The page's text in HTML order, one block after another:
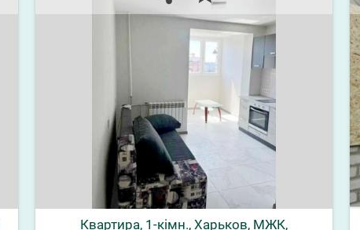
Квартира, 1-кімн., Харьков, МЖК,